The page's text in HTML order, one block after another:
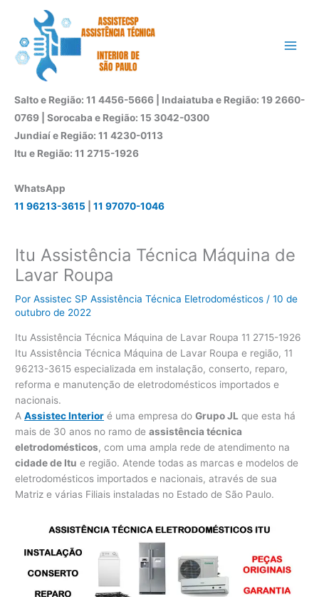
conteúdo
Salto e Região: 11 4456-5666 | Indaiatuba e Região: 19 2660-
0769 | Sorocaba e Região: 15 3042-0300
Jundiaí e Região: 11 4230-0113
Itu e Região: 11 2715-1926
WhatsApp
11 96213-3615
11 97070-1046
Itu Assistência Técnica Máquina de
Lavar Roupa
PorAssistec SP Assistência Técnica Eletrodomésticos/10 de
outubro de 2022
Itu Assistência Técnica Máquina de Lavar Roupa 11 2715-1926
Itu Assistência Técnica Máquina de Lavar Roupa e região, 11
96213-3615 especializada em instalação, conserto, reparo,
reforma e manutenção de eletrodomésticos importados e
nacionais.
AAssistec Interior é uma empresa doGrupo JL que esta há
mais de 30 anos no ramo deassistência técnica
eletrodomésticos, com uma ampla rede de atendimento na
cidade de Itu e região. Atende todas as marcas e modelos de
eletrodomésticos importados e nacionais, através de sua
Matriz e várias Filiais instaladas no Estado de São Paulo.